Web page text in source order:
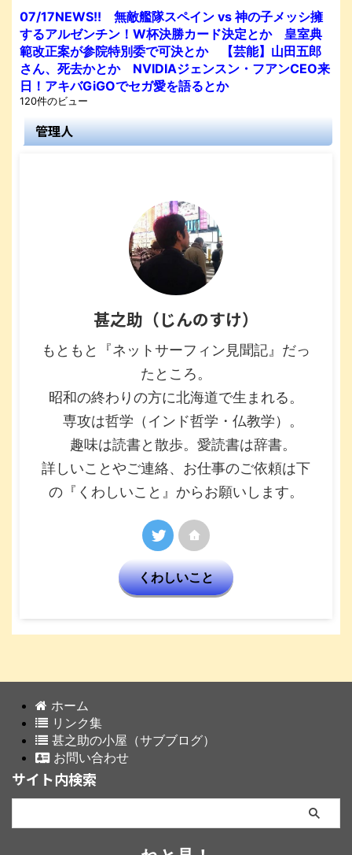
07/17NEWS!! 無敵艦隊スペイン vs 神の子メッシ擁
するアルゼンチン！W杯決勝カード決定とか 皇室典
範改正案が参院特別委で可決とか 【芸能】山田五郎
さん、死去かとか NVIDIAジェンスン・フアンCEO来
日！アキバGiGOでセガ愛を語るとか
120件のビュー
管理人
甚之助（じんのすけ）
もともと『ネットサーフィン見聞記』だっ
たところ。
昭和の終わりの方に北海道で生まれる。
専攻は哲学（インド哲学・仏教学）。
趣味は読書と散歩。愛読書は辞書。
詳しいことやご連絡、お仕事のご依頼は下
の『くわしいこと』からお願いします。
くわしいこと
ホーム
リンク集
甚之助の小屋（サブブログ）
お問い合わせ
サイト内検索